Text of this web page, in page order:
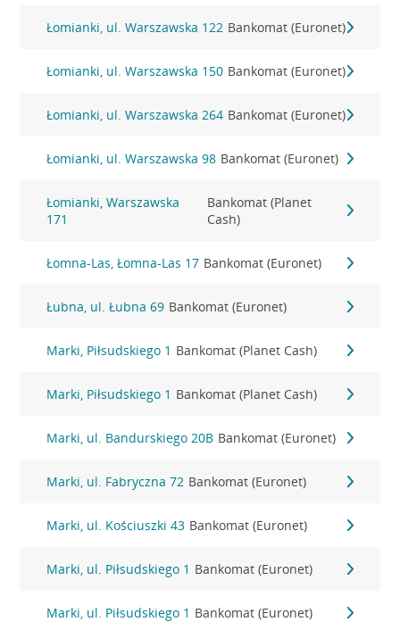
Łomianki, ul. Warszawska 122 Bankomat (Euronet)
Łomianki, ul. Warszawska 150 Bankomat (Euronet)
Łomianki, ul. Warszawska 264 Bankomat (Euronet)
Łomianki, ul. Warszawska 98 Bankomat (Euronet)
Łomianki, Warszawska
171
Bankomat (Planet
Cash)
Łomna-Las, Łomna-Las 17 Bankomat (Euronet)
Łubna, ul. Łubna 69 Bankomat (Euronet)
Marki, Piłsudskiego 1 Bankomat (Planet Cash)
Marki, Piłsudskiego 1 Bankomat (Planet Cash)
Marki, ul. Bandurskiego 20B Bankomat (Euronet)
Marki, ul. Fabryczna 72 Bankomat (Euronet)
Marki, ul. Kościuszki 43 Bankomat (Euronet)
Marki, ul. Piłsudskiego 1 Bankomat (Euronet)
Marki, ul. Piłsudskiego 1 Bankomat (Euronet)